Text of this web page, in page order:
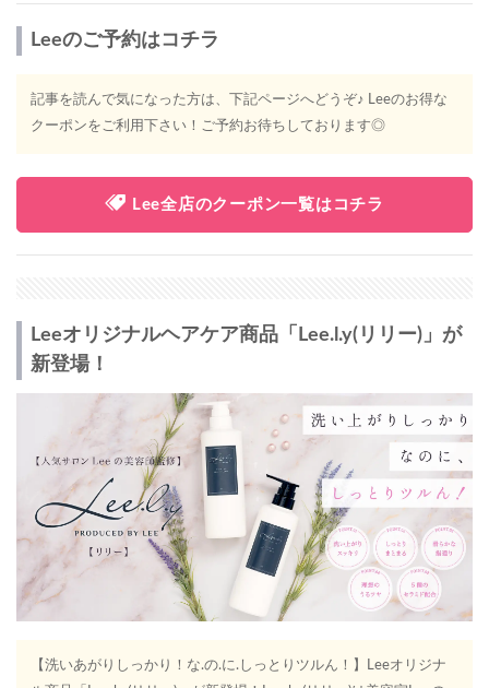
Leeのご予約はコチラ
記事を読んで気になった方は、下記ページへどうぞ♪ Leeのお得な
クーポンをご利用下さい！ご予約お待ちしております◎
Lee全店のクーポン一覧はコチラ
Leeオリジナルヘアケア商品「Lee.l.y(リリー)」が
新登場！
【洗いあがりしっかり！な.の.に.しっとりツルん！】Leeオリジナ